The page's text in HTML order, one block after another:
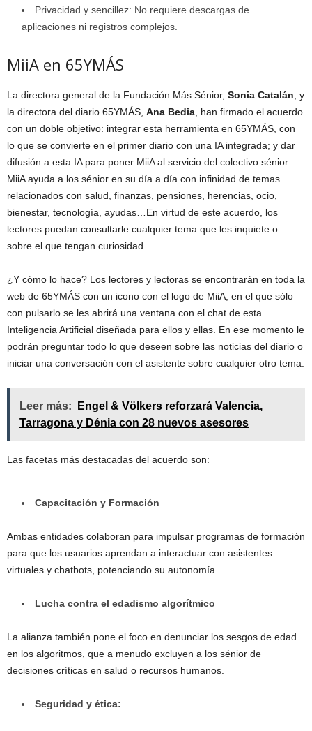
Privacidad y sencillez: No requiere descargas de
aplicaciones ni registros complejos.
MiiA en 65YMÁS
La directora general de la Fundación Más Sénior, Sonia Catalán , y
la directora del diario 65YMÁS, Ana Bedia , han firmado el acuerdo
con un doble objetivo: integrar esta herramienta en 65YMÁS, con
lo que se convierte en el primer diario con una IA integrada; y dar
difusión a esta IA para poner MiiA al servicio del colectivo sénior.
MiiA ayuda a los sénior en su día a día con infinidad de temas
relacionados con salud, finanzas, pensiones, herencias, ocio,
bienestar, tecnología, ayudas…En virtud de este acuerdo, los
lectores puedan consultarle cualquier tema que les inquiete o
sobre el que tengan curiosidad.
¿Y cómo lo hace? Los lectores y lectoras se encontrarán en toda la
web de 65YMÁS con un icono con el logo de MiiA, en el que sólo
con pulsarlo se les abrirá una ventana con el chat de esta
Inteligencia Artificial diseñada para ellos y ellas. En ese momento le
podrán preguntar todo lo que deseen sobre las noticias del diario o
iniciar una conversación con el asistente sobre cualquier otro tema.
Leer más:
Engel & Völkers reforzará Valencia,
Tarragona y Dénia con 28 nuevos asesores
Las facetas más destacadas del acuerdo son:
Capacitación y Formación
Ambas entidades colaboran para impulsar programas de formación
para que los usuarios aprendan a interactuar con asistentes
virtuales y chatbots, potenciando su autonomía.
Lucha contra el edadismo algorítmico
La alianza también pone el foco en denunciar los sesgos de edad
en los algoritmos, que a menudo excluyen a los sénior de
decisiones críticas en salud o recursos humanos.
Seguridad y ética: